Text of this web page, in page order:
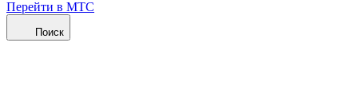
Перейти в МТС
Поиск